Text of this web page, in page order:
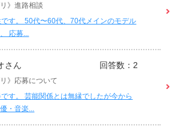
リ》進路相談
す。 50代〜60代、70代メインのモデル
応募...
さん 回答数：2
リ》応募について
す。 芸能関係とは無縁でしたが今から
・音楽...